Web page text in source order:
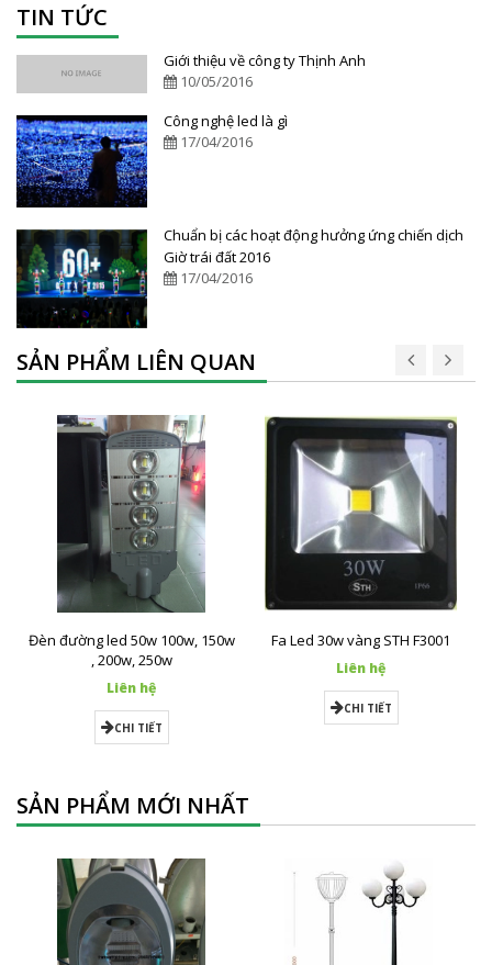
TIN TỨC
Giới thiệu về công ty Thịnh Anh
10/05/2016
Công nghệ led là gì
17/04/2016
Chuẩn bị các hoạt động hưởng ứng chiến dịch
Giờ trái đất 2016
17/04/2016
SẢN PHẨM LIÊN QUAN
Đèn đường led 50w 100w, 150w
, 200w, 250w
Liên hệ
CHI TIẾT
Fa Led 30w vàng STH F3001
Liên hệ
CHI TIẾT
SẢN PHẨM MỚI NHẤT